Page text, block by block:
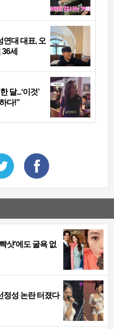
연대 대표, 오
세
달...‘이것’
다!”
샷’에도 굴욕 없
성 논란 터졌다